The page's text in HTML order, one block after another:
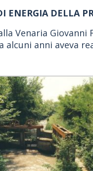
ENERGIA DELLA
Venaria
alcuni anni aveva